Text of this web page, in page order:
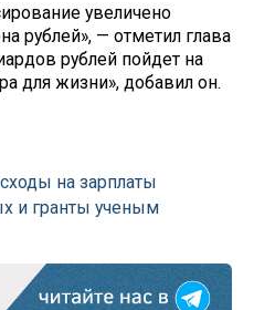
увеличено
рублей», — отметил глава
рублей пойдет на
для жизни», добавил он.
на зарплаты
и гранты ученым